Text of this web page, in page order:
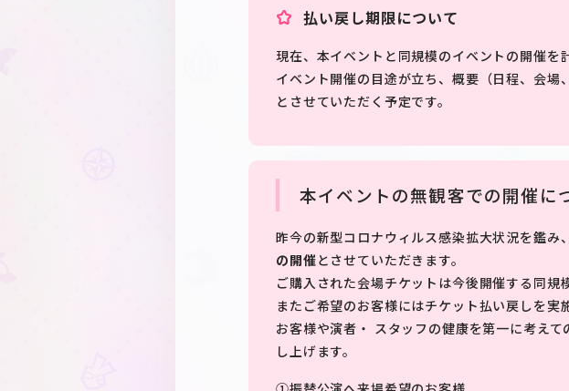
払い戻し期限について
現在、本イベントと同規模のイベントの開催を
イベント開催の目途が立ち、概要（日程、会
とさせていただく予定です。
本イベントの無観客での開催
昨今の新型コロナウィルス感染拡大状況を鑑み
の開催とさせていただきます。
ご購入された会場チケットは今後開催する同規
またご希望のお客様にはチケット払い戻しを実
お客様や演者・ スタッフの健康を第一に考え
し上げます。